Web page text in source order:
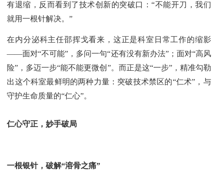
有退缩，反而看到了技术创新的突破口：“不能开刀，我们
就用一根针解决。”
在内分泌科主任邵挥戈看来，这正是科室日常工作的缩影
——面对“不可能”，多问一句“还有没有新办法”；面对“高风
险”，多迈一步“能不能更微创”。而正是这“一步”，精准勾勒
出这个科室最鲜明的两种力量：突破技术禁区的“仁术”，与
守护生命质量的“仁心”。
仁心守正，妙手破局
一根银针，破解“溶骨之痛”